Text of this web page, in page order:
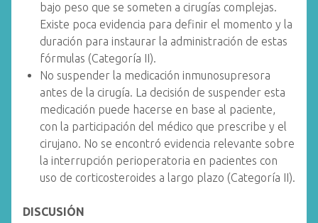
bajo peso que se someten a cirugías complejas.
Existe poca evidencia para definir el momento y la
duración para instaurar la administración de estas
fórmulas (Categoría II).
No suspender la medicación inmunosupresora
antes de la cirugía. La decisión de suspender esta
medicación puede hacerse en base al paciente,
con la participación del médico que prescribe y el
cirujano. No se encontró evidencia relevante sobre
la interrupción perioperatoria en pacientes con
uso de corticosteroides a largo plazo (Categoría II).
DISCUSIÓN